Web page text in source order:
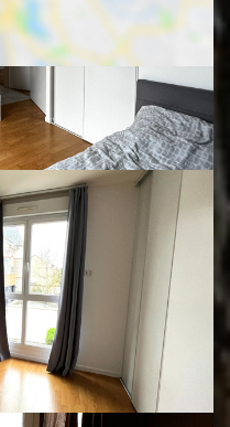
hab/km²
%
ans
974 habitants
euros / mois